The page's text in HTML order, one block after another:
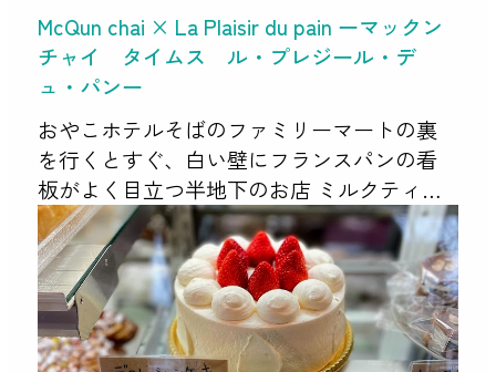
McQun chai × La Plaisir du pain ーマックン
チャイ タイムス ル・プレジール・デ
ュ・パンー
おやこホテルそばのファミリーマートの裏
を行くとすぐ、白い壁にフランスパンの看
板がよく目立つ半地下のお店 ミルクティー
専門店とブーランジェリー 「McQun chai ×
La Plaisir du pain」 め […]